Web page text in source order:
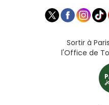
Sortir à
l'Office de